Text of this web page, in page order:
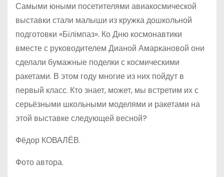
Самыми юными посетителями авиакосмической
выставки стали малыши из кружка дошкольной
подготовки «Білімпаз». Ко Дню космонавтики
вместе с руководителем Дианой Амаркановой они
сделали бумажные поделки с космическими
ракетами. В этом году многие из них пойдут в
первый класс. Кто знает, может, мы встретим их с
серьёзными школьными моделями и ракетами на
этой выставке следующей весной?
Фёдор КОВАЛЁВ.
Фото автора.